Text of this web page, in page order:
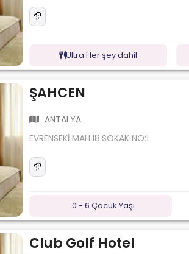
Ultra Her şey dahil
ŞAHCEN
ANTALYA
EVRENSEKİ MAH.18.SOKAK NO:1
0 - 6 Çocuk Yaşı
Club Golf Hotel